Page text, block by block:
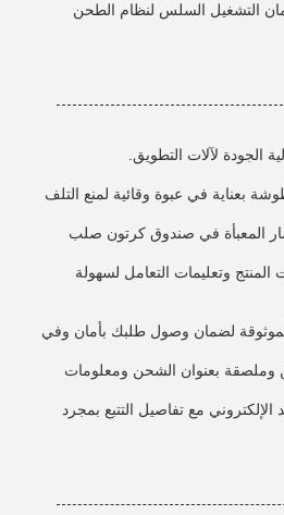
التشغيل السلس لنظام الطحن
الجودة لآلات التطويق.
بعناية في عبوة وقائية لمنع التلف
المعبأة في صندوق كرتون صلب
وتعليمات التعامل لسهولة
لضمان وصول طلبك بأمان وفي
بعنوان الشحن ومعلومات
الإلكتروني مع تفاصيل التتبع بمجرد